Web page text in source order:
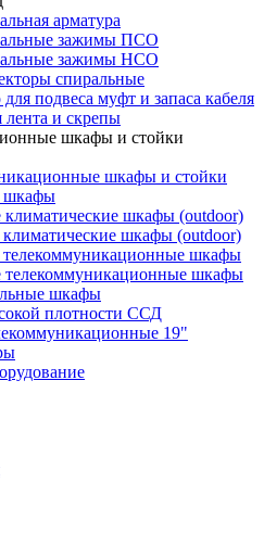
арматура
зажимы ПСО
зажимы НСО
спиральные
для подвеса муфт и запаса кабеля
и скрепы
шкафы и стойки
шкафы и стойки
шкафы
шкафы (outdoor)
шкафы (outdoor)
шкафы
телекоммуникационные шкафы
шкафы
плотности ССД
19"